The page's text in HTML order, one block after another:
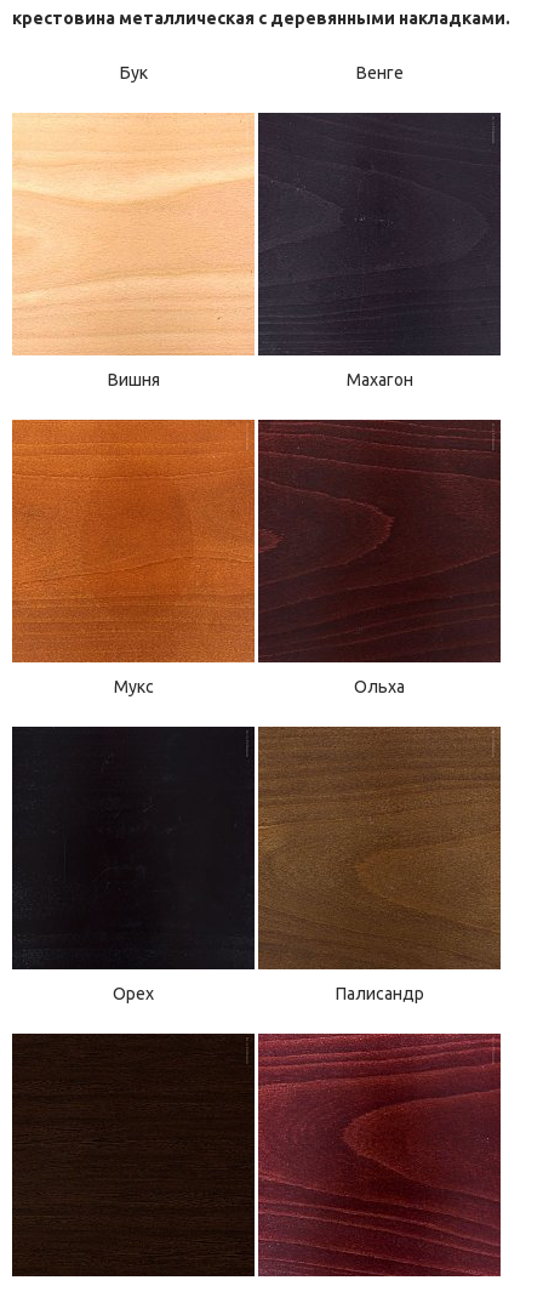
крестовина металлическая с деревянными накладками.
Бук Венге
Вишня Махагон
Мукс Ольха
Орех Палисандр